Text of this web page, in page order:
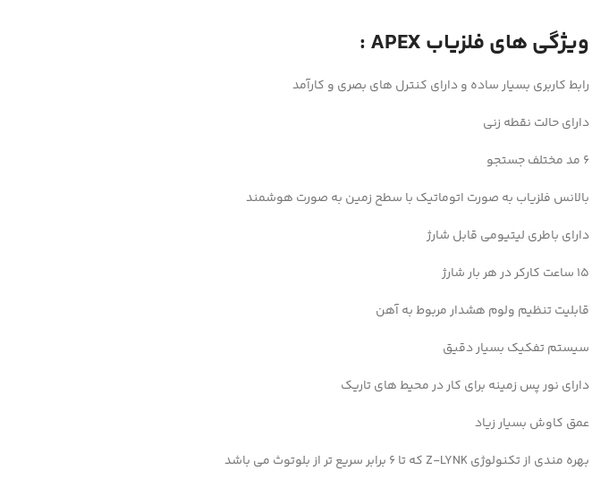
ویژگی های فلزیاب APEX :
رابط کاربری بسیار ساده و دارای کنترل های بصری و کارآمد
دارای حالت نقطه زنی
۶ مد مختلف جستجو
بالانس فلزیاب به صورت اتوماتیک با سطح زمین به صورت هوشمند
دارای باطری لیتیومی قابل شارژ
۱۵ ساعت کارکر در هر بار شارژ
قابلیت تنظیم ولوم هشدار مربوط به آهن
سیستم تفکیک بسیار دقیق
دارای نور پس زمینه برای کار در محیط های تاریک
عمق کاوش بسیار زیاد
بهره مندی از تکنولوژی Z-LYNK که تا ۶ برابر سریع تر از بلوتوث می باشد